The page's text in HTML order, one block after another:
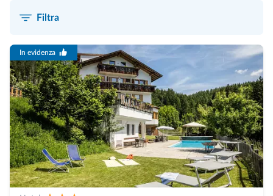
Filtra
In evidenza